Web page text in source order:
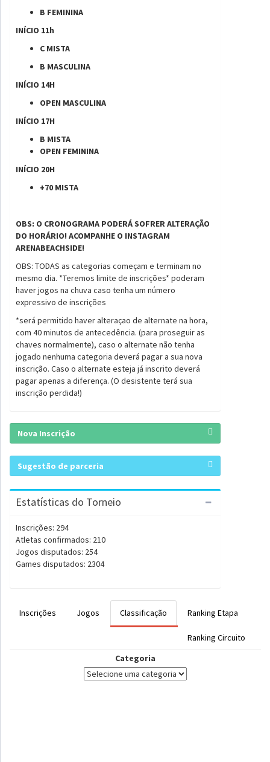
B FEMININA
INÍCIO 11h
C MISTA
B MASCULINA
INÍCIO 14H
OPEN MASCULINA
INÍCIO 17H
B MISTA
OPEN FEMININA
INÍCIO 20H
+70 MISTA
OBS: O CRONOGRAMA PODERÁ SOFRER ALTERAÇÃO
DO HORÁRIO! ACOMPANHE O INSTAGRAM
ARENABEACHSIDE!
OBS: TODAS as categorias começam e terminam no
mesmo dia. *Teremos limite de inscrições* poderam
haver jogos na chuva caso tenha um número
expressivo de inscrições
*será permitido haver alteraçao de alternate na hora,
com 40 minutos de antecedência. (para proseguir as
chaves normalmente), caso o alternate não tenha
jogado nenhuma categoria deverá pagar a sua nova
inscrição. Caso o alternate esteja já inscrito deverá
pagar apenas a diferença. (O desistente terá sua
inscrição perdida!)
Nova Inscrição
Sugestão de parceria
Estatísticas do Torneio
Inscrições: 294
Atletas confirmados: 210
Jogos disputados: 254
Games disputados: 2304
Inscrições Jogos Classificação Ranking Etapa
Ranking Circuito
Categoria